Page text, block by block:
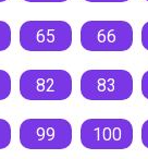
65 66
82 83
99 100